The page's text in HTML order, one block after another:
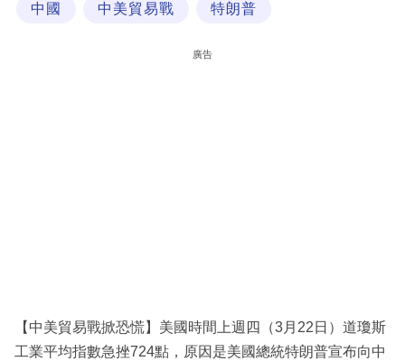
區
中國 中美貿易戰 特朗普
廣告
【中美貿易戰掀恐慌】美國時間上週四（3月22日）道瓊斯
工業平均指數急挫724點，原因是美國總統特朗普宣布向中